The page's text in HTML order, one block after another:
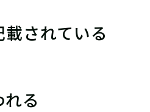
されている
る